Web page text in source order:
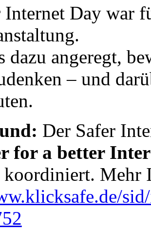
Internet Day war
dazu angeregt,
– und
Der Safer
for a better
Mehr